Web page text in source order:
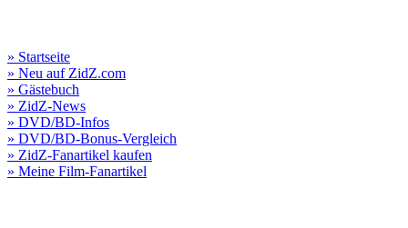
» Startseite
» Neu auf ZidZ.com
» Gästebuch
» ZidZ-News
» DVD/BD-Infos
» DVD/BD-Bonus-Vergleich
» ZidZ-Fanartikel kaufen
» Meine Film-Fanartikel